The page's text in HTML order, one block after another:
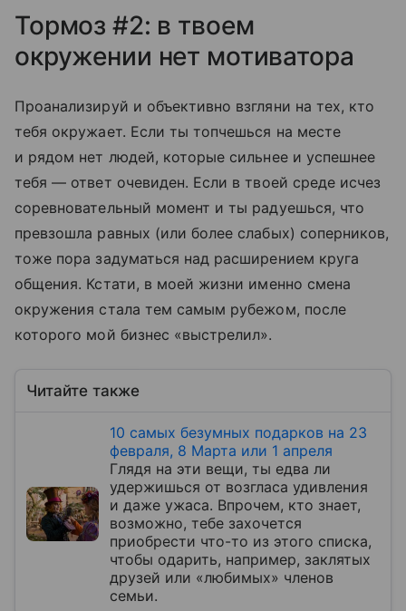
Тормоз #2: в твоем
окружении нет мотиватора
Проанализируй и объективно взгляни на тех, кто
тебя окружает. Если ты топчешься на месте
и рядом нет людей, которые сильнее и успешнее
тебя — ответ очевиден. Если в твоей среде исчез
соревновательный момент и ты радуешься, что
превзошла равных (или более слабых) соперников,
тоже пора задуматься над расширением круга
общения. Кстати, в моей жизни именно смена
окружения стала тем самым рубежом, после
которого мой бизнес «выстрелил».
Читайте также
10 самых безумных подарков на 23
февраля, 8 Марта или 1 апреля
Глядя на эти вещи, ты едва ли
удержишься от возгласа удивления
и даже ужаса. Впрочем, кто знает,
возможно, тебе захочется
приобрести что-то из этого списка,
чтобы одарить, например, заклятых
друзей или «любимых» членов
семьи.